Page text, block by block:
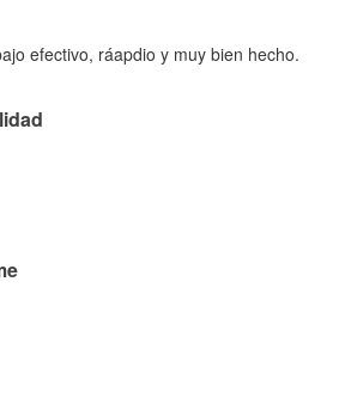
efectivo, ráapdio y muy bien hecho.